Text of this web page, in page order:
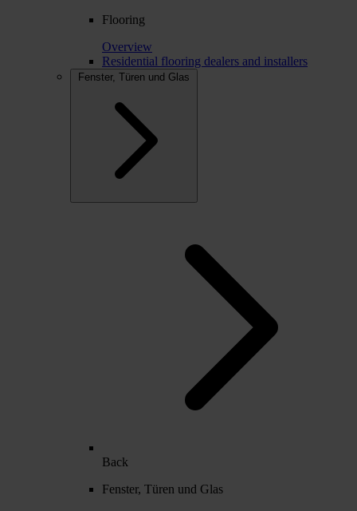
Flooring
Overview
Residential flooring dealers and installers
Fenster, Türen und Glas
Back
Fenster, Türen und Glas